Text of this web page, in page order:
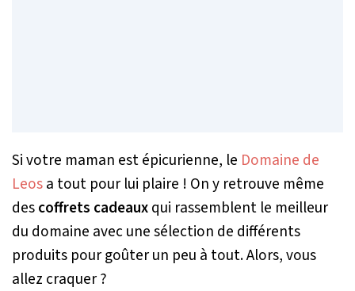
Si votre maman est épicurienne, le Domaine de
Leosa tout pour lui plaire ! On y retrouve même
descoffrets cadeauxqui rassemblent le meilleur
du domaine avec une sélection de différents
produits pour goûter un peu à tout. Alors, vous
allez craquer ?